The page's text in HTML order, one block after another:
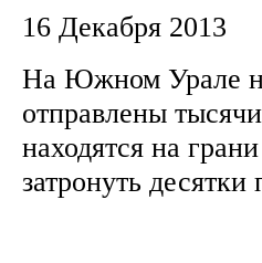
16 Декабря 2013
На Южном Урале
отправлены
находятся на
затронуть десятки